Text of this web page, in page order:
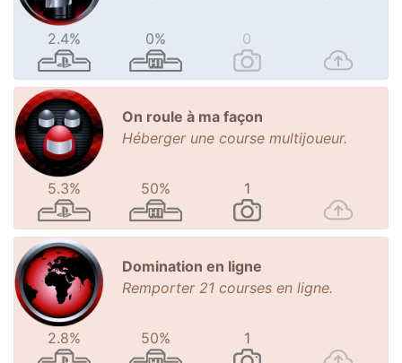
2.4% 0% 0
On roule à ma façon
Héberger une course multijoueur.
5.3% 50% 1
Domination en ligne
Remporter 21 courses en ligne.
2.8% 50% 1